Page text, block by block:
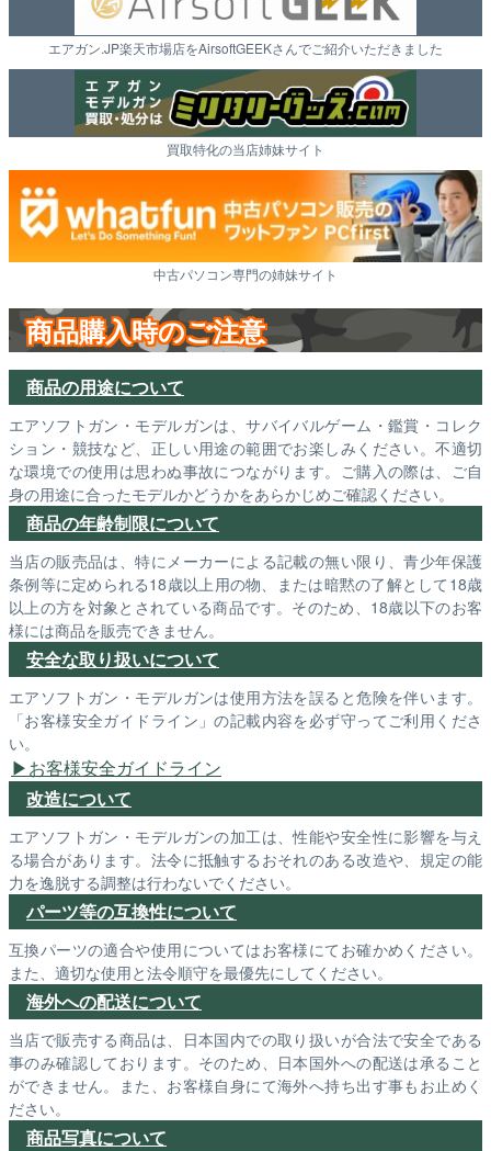
エアガン.JP楽天市場店をAirsoftGEEKさんでご紹介いただきました
買取特化の当店姉妹サイト
中古パソコン専門の姉妹サイト
商品購入時のご注意
商品の用途について
エアソフトガン・モデルガンは、サバイバルゲーム・鑑賞・コレク
ション・競技など、正しい用途の範囲でお楽しみください。不適切
な環境での使用は思わぬ事故につながります。ご購入の際は、ご自
身の用途に合ったモデルかどうかをあらかじめご確認ください。
商品の年齢制限について
当店の販売品は、特にメーカーによる記載の無い限り、青少年保護
条例等に定められる18歳以上用の物、または暗黙の了解として18歳
以上の方を対象とされている商品です。そのため、18歳以下のお客
様には商品を販売できません。
安全な取り扱いについて
エアソフトガン・モデルガンは使用方法を誤ると危険を伴います。
「お客様安全ガイドライン」の記載内容を必ず守ってご利用くださ
い。
お客様安全ガイドライン
改造について
エアソフトガン・モデルガンの加工は、性能や安全性に影響を与え
る場合があります。法令に抵触するおそれのある改造や、規定の能
力を逸脱する調整は行わないでください。
パーツ等の互換性について
互換パーツの適合や使用についてはお客様にてお確かめください。
また、適切な使用と法令順守を最優先にしてください。
海外への配送について
当店で販売する商品は、日本国内での取り扱いが合法で安全である
事のみ確認しております。そのため、日本国外への配送は承ること
ができません。また、お客様自身にて海外へ持ち出す事もお止めく
ださい。
商品写真について